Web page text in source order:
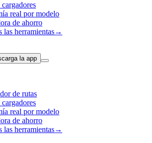
real por modelo
de ahorro
las herramientas→
la app
de rutas
real por modelo
de ahorro
las herramientas→